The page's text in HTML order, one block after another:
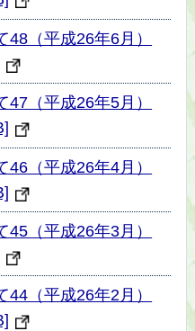
48（平成26年6月）
（平成26年5月）
46（平成26年4月）
45（平成26年3月）
（平成26年2月）